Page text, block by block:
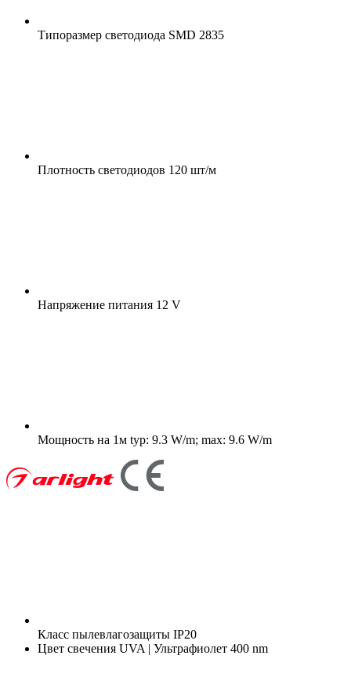
Типоразмер светодиода SMD 2835
Плотность светодиодов 120 шт/м
Напряжение питания 12 V
Мощность на 1м typ: 9.3 W/m; max: 9.6 W/m
Класс пылевлагозащиты IP20
Цвет свечения UVA | Ультрафиолет 400 nm